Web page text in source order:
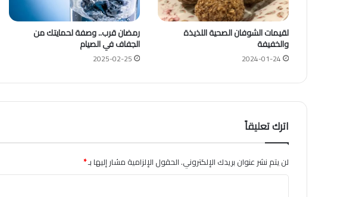
لقيمات الشوفان الصحية اللذيذة
والخفيفة
2024-01-24
رمضان قرب.. وصفة لحمايتك من
الجفاف في الصيام
2025-02-25
اترك تعليقاً
لن يتم نشر عنوان بريدك الإلكتروني.الحقول الإلزامية مشار إليها بـ*